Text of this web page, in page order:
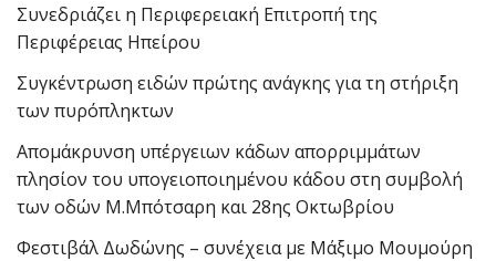
Συνεδριάζει η Περιφερειακή Επιτροπή της
Περιφέρειας Ηπείρου
Συγκέντρωση ειδών πρώτης ανάγκης για τη στήριξη
των πυρόπληκτων
Απομάκρυνση υπέργειων κάδων απορριμμάτων
πλησίον του υπογειοποιημένου κάδου στη συμβολή
των οδών Μ.Μπότσαρη και 28ης Οκτωβρίου
Φεστιβάλ Δωδώνης – συνέχεια με Μάξιμο Μουμούρη